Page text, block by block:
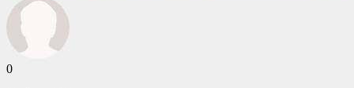
0